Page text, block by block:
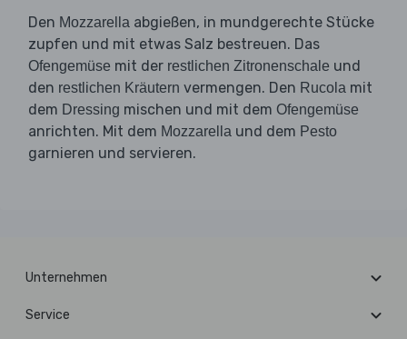
Den Mozzarella abgießen, in mundgerechte Stücke
zupfen und mit etwas Salz bestreuen. Das
Ofengemüse mit der restlichen Zitronenschale und
den restlichen Kräutern vermengen. Den Rucola mit
dem Dressing mischen und mit dem Ofengemüse
anrichten. Mit dem Mozzarella und dem Pesto
garnieren und servieren.
Unternehmen
Service